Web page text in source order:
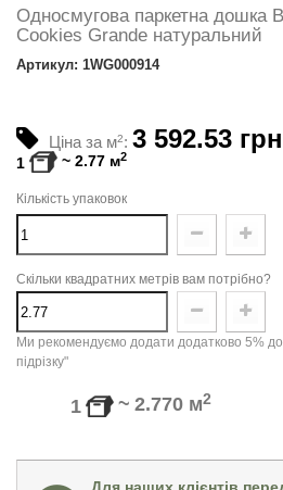
Односмугова паркетна дошка
Cookies Grande натуральний
Артикул: 1WG000914
Ціна за м2: 3 592.53 грн
1 ~ 2.77 м2
Кількість упаковок
Скільки квадратних метрів вам потрібно?
Ми рекомендуємо додати додатково 5%
підрізку"
1 ~ 2.770 м2